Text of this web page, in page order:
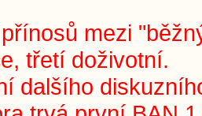
mezi
třetí doživotní.
dalšího